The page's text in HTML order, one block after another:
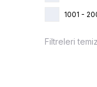
1001 -
Filtreleri